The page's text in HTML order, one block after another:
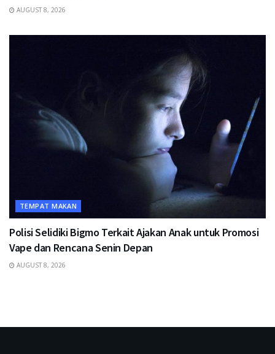
AUGUST 8, 2026
TEMPAT MAKAN
Polisi Selidiki Bigmo Terkait Ajakan Anak untuk Promosi
Vape dan Rencana Senin Depan
AUGUST 8, 2026